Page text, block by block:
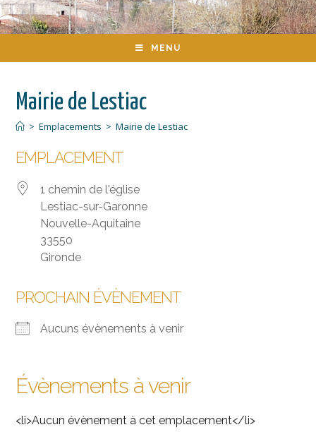
MENU
Mairie de Lestiac
> Emplacements > Mairie de Lestiac
EMPLACEMENT
1 chemin de l'église
Lestiac-sur-Garonne
Nouvelle-Aquitaine
33550
Gironde
PROCHAIN ÉVÈNEMENT
Aucuns évènements à venir
Évènements à venir
<li>Aucun évènement à cet emplacement</li>